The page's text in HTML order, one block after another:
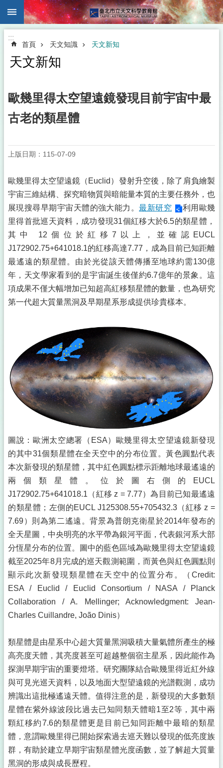
跳到主要內容區塊
:::
首頁 天文知識 天文新知
天文新知
歐幾里得太空望遠鏡發現目前宇宙中最
古老的類星體
上版日期：115-07-09
歐幾里得太空望遠鏡（Euclid）發射升空後，除了肩負繪製
宇宙三維結構、探究暗物質與暗能量本質的主要任務外，也
展現搜尋早期宇宙天體的強大能力。最新研究
利用歐幾
里得首批巡天資料，成功發現31個紅移大於6.5的類星體，
其中 12個位於紅移7以上，並確認EUCL
J172902.75+641018.1的紅移高達7.77，成為目前已知距離
最遙遠的類星體。由於光從該天體傳播至地球約需130億
年，天文學家看到的是宇宙誕生後僅約6.7億年的景象。這
項成果不僅大幅增加已知超高紅移類星體的數量，也為研究
第一代超大質量黑洞及早期星系形成提供珍貴樣本。
圖說：歐洲太空總署（ESA）歐幾里得太空望遠鏡新發現
的其中31個類星體在全天空中的分布位置。黃色圓點代表
本次新發現的類星體，其中紅色圓點標示距離地球最遙遠的
兩個類星體。位於圖右側的EUCL
J172902.75+641018.1（紅移 z = 7.77）為目前已知最遙遠
的類星體；左側的EUCL J125308.55+705432.3（紅移 z =
7.69）則為第二遙遠。背景為普朗克衛星於2014年發布的
全天星圖，中央明亮的水平帶為銀河平面，代表銀河系大部
分恆星分布的位置。圖中的藍色區域為歐幾里得太空望遠鏡
截至2025年8月完成的巡天觀測範圍，而黃色與紅色圓點則
顯示此次新發現類星體在天空中的位置分布。（Credit:
ESA / Euclid / Euclid Consortium / NASA / Planck
Collaboration / A. Mellinger; Acknowledgment: Jean-
Charles Cuillandre, João Dinis）
類星體是由星系中心超大質量黑洞吸積大量氣體所產生的極
高亮度天體，其亮度甚至可超越整個宿主星系，因此能作為
探測早期宇宙的重要燈塔。研究團隊結合歐幾里得近紅外線
與可見光巡天資料，以及地面大型望遠鏡的光譜觀測，成功
辨識出這批極遙遠天體。值得注意的是，新發現的大多數類
星體在紫外線波段比過去已知同類天體暗1至2等，其中兩
顆紅移約7.6的類星體更是目前已知同距離中最暗的類星
體，意謂歐幾里得已開始探索過去巡天難以發現的低亮度族
群，有助於建立早期宇宙類星體光度函數，並了解超大質量
黑洞的形成與成長歷程。